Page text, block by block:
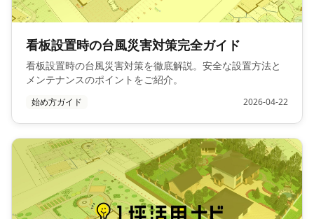
看板設置時の台風災害対策完全ガイド
看板設置時の台風災害対策を徹底解説。安全な設置方法と
メンテナンスのポイントをご紹介。
始め方ガイド 2026-04-22